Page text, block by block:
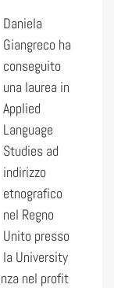
Daniela
Giangreco ha
conseguito
una laurea in
Applied
Language
Studies ad
indirizzo
etnografico
nel Regno
Unito presso
la University
nel profit